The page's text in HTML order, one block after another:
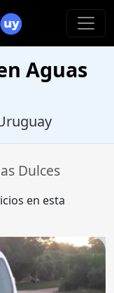
Aguas
Dulces
en esta